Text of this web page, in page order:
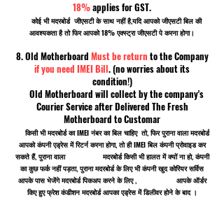
18%applies for GST.
कोई भी मदरबोर्ड जीएसटी के साथ नहीं है,यदि आपको जीएसटी बिल की
आवश्यकता है तो फिर आपको 18% एक्स्ट्रा जीएसटी पे करना होगा।
8. Old Motherboard Must be return to the Company
if you need IMEI Bill. (no worries about its
condition!)
Old Motherboard will collect by the company's
Courier Service after Delivered The Fresh
Motherboard to Customar
किसी भी मदरबोर्ड का IMEI नंबर का बिल चाहिए तो, फिर पुराना वाला मदरबोर्ड
आपको कंपनी एड्रेस में रिटर्न करना होगा, तो ही IMEI बिल कंपनी प्रोवाइड कर
सकते हैं, पुराना वाला मदरबोर्ड किसी भी हालत में क्यों ना हो, कंपनी
का कुछ फर्क नहीं पड़ता, पुराना मदरबोर्ड के लिए भी कंपनी खुद कोरियर सर्विस
आपके पास भेजेंगे मदरबोर्ड पिकअप करने के लिए , आपके ऑर्डर
किए हुए फ्रेश कंडीशन मदरबोर्ड आपका एड्रेस में डिलीवर होने के बाद ।